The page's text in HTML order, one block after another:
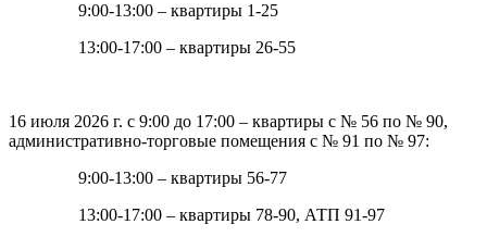
9:00-13:00 – квартиры 1-25
13:00-17:00 – квартиры 26-55
16 июля 2026 г. с 9:00 до 17:00 – квартиры с № 56 по № 90,
административно-торговые помещения с № 91 по № 97:
9:00-13:00 – квартиры 56-77
13:00-17:00 – квартиры 78-90, АТП 91-97